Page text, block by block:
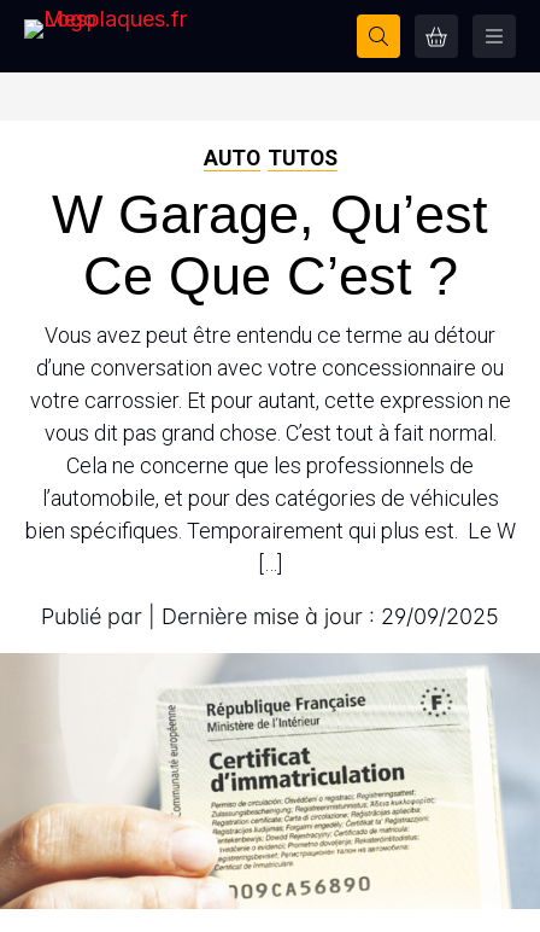
AUTO TUTOS
W Garage, Qu’est
Ce Que C’est ?
Vous avez peut être entendu ce terme au détour
d’une conversation avec votre concessionnaire ou
votre carrossier. Et pour autant, cette expression ne
vous dit pas grand chose. C’est tout à fait normal.
Cela ne concerne que les professionnels de
l’automobile, et pour des catégories de véhicules
bien spécifiques. Temporairement qui plus est. Le W
Publié par | Dernière mise à jour : 29/09/2025